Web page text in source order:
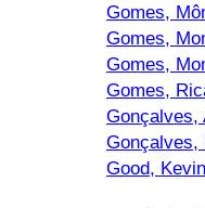
Gomes,
Gomes,
Gomes,
Gomes,
Gonçalves,
Gonçalves,
Good,